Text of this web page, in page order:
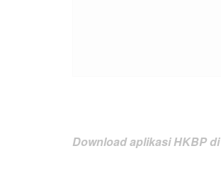
Download aplikasi HKBP di